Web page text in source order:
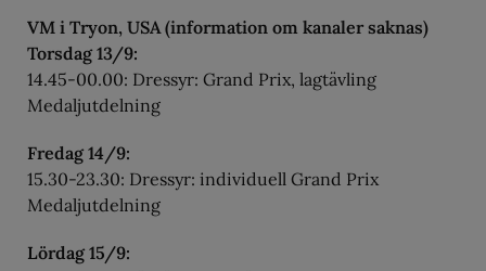
VM i Tryon, USA (information om kanaler saknas)
Torsdag 13/9:
14.45-00.00: Dressyr: Grand Prix, lagtävling
Medaljutdelning
Fredag 14/9:
15.30-23.30: Dressyr: individuell Grand Prix
Medaljutdelning
Lördag 15/9: